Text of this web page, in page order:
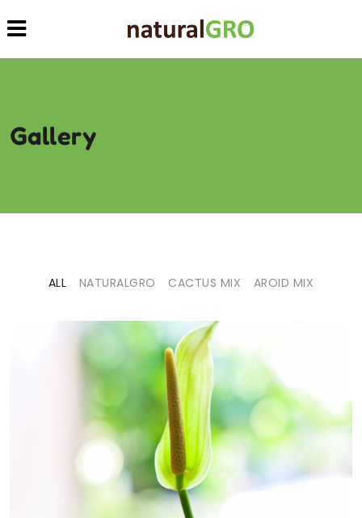
Gallery
ALL NATURALGRO CACTUS MIX AROID MIX